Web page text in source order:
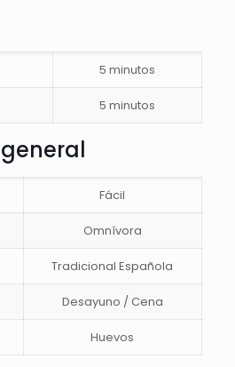
5 minutos
5 minutos
Fácil
Omnívora
Tradicional Española
Desayuno / Cena
Huevos